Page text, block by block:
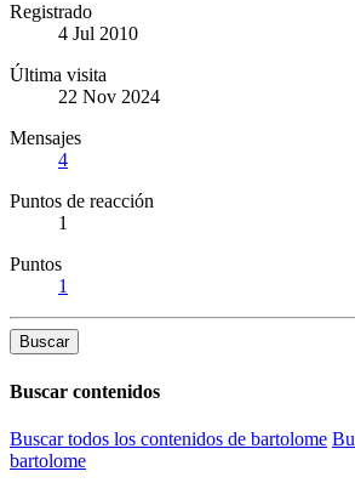
Registrado
4 Jul 2010
Última visita
22 Nov 2024
Mensajes
4
Puntos de reacción
1
Puntos
1
Buscar
Buscar contenidos
Buscar todos los contenidos de bartolome
bartolome